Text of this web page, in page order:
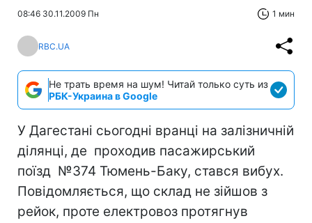
08:46 30.11.2009 Пн 1 мин
RBC.UA
Не трать время на шум! Читай только суть из
РБК-Украина в Google
У Дагестані сьогодні вранці на залізничній
ділянці, де проходив пасажирський
поїзд №374 Тюмень-Баку, стався вибух.
Повідомляється, що склад не зійшов з
рейок, проте електровоз протягнув